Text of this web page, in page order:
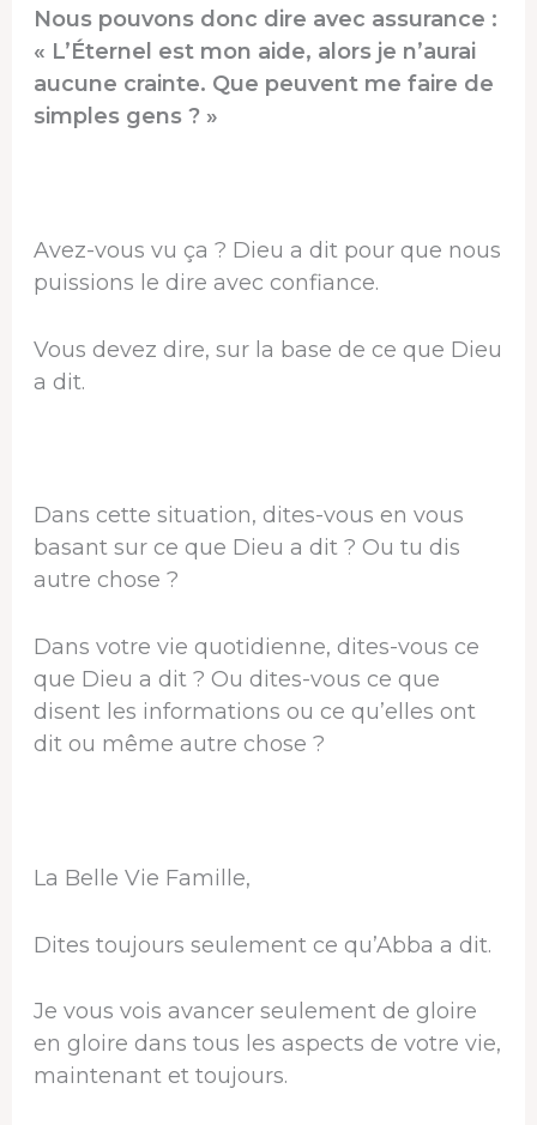
Nous pouvons donc dire avec assurance :
« L’Éternel est mon aide, alors je n’aurai
aucune crainte. Que peuvent me faire de
simples gens ? »
Avez-vous vu ça ? Dieu a dit pour que nous
puissions le dire avec confiance.
Vous devez dire, sur la base de ce que Dieu
a dit.
Dans cette situation, dites-vous en vous
basant sur ce que Dieu a dit ? Ou tu dis
autre chose ?
Dans votre vie quotidienne, dites-vous ce
que Dieu a dit ? Ou dites-vous ce que
disent les informations ou ce qu’elles ont
dit ou même autre chose ?
La Belle Vie Famille,
Dites toujours seulement ce qu’Abba a dit.
Je vous vois avancer seulement de gloire
en gloire dans tous les aspects de votre vie,
maintenant et toujours.